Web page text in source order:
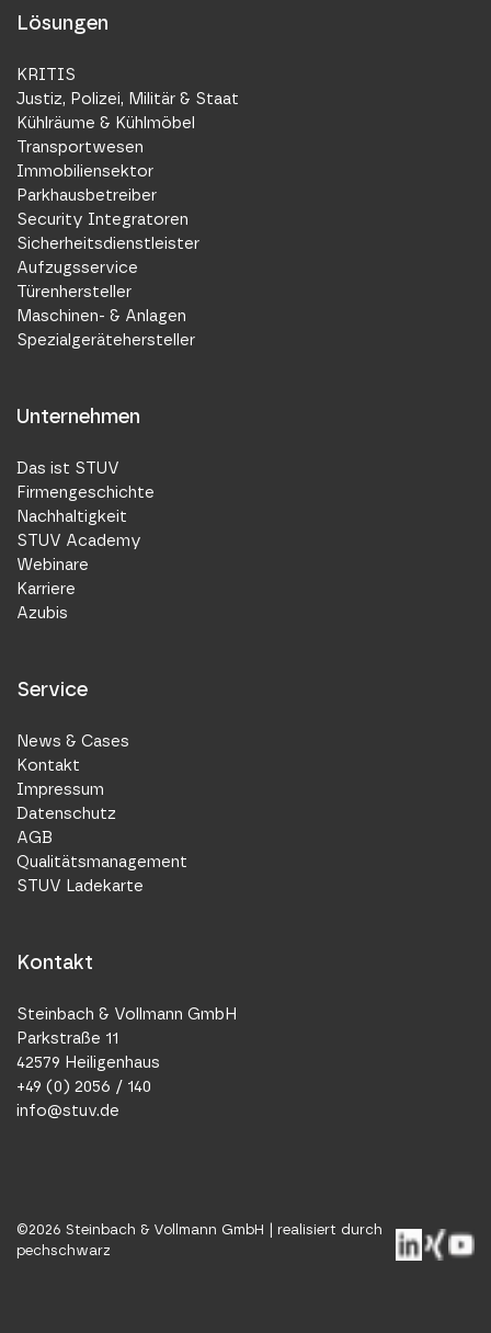
Lösungen
KRITIS
Justiz, Polizei, Militär & Staat
Kühlräume & Kühlmöbel
Transportwesen
Immobiliensektor
Parkhausbetreiber
Security Integratoren
Sicherheitsdienstleister
Aufzugsservice
Türenhersteller
Maschinen- & Anlagen
Spezialgerätehersteller
Unternehmen
Das ist STUV
Firmengeschichte
Nachhaltigkeit
STUV Academy
Webinare
Karriere
Azubis
Service
News & Cases
Kontakt
Impressum
Datenschutz
AGB
Qualitätsmanagement
STUV Ladekarte
Kontakt
Steinbach & Vollmann GmbH
Parkstraße 11
42579 Heiligenhaus
+49 (0) 2056 / 140
info@stuv.de
©2026 Steinbach & Vollmann GmbH | realisiert durch
pechschwarz